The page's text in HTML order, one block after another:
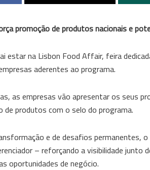
promoção de produtos nacionais e
estar na Lisbon Food Affair, feira
aderentes ao programa.
as empresas vão apresentar os seus
de produtos com o selo do programa.
e de desafios permanentes,
– reforçando a visibilidade junto
oportunidades de negócio.